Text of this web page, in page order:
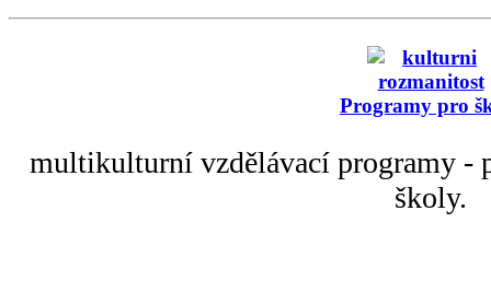
Programy pro
multikulturní vzdělávací programy -
školy.